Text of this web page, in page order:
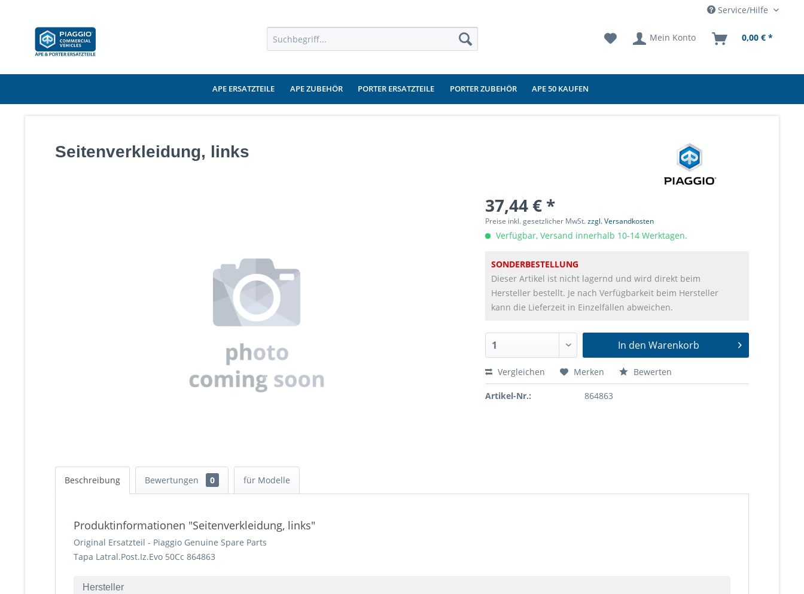
Service/Hilfe
Mein Konto 0,00 € *
APE ERSATZTEILE APE ZUBEHÖR PORTER ERSATZTEILE PORTER ZUBEHÖR APE 50 KAUFEN
Seitenverkleidung, links
37,44 € *
Preise inkl. gesetzlicher MwSt.zzgl. Versandkosten
Verfügbar, Versand innerhalb 10-14 Werktagen.
SONDERBESTELLUNG
Dieser Artikel ist nicht lagernd und wird direkt beim
Hersteller bestellt. Je nach Verfügbarkeit beim Hersteller
kann die Lieferzeit in Einzelfällen abweichen.
In den Warenkorb
Vergleichen Merken Bewerten
Artikel-Nr.: 864863
Beschreibung Bewertungen 0 für Modelle
Produktinformationen "Seitenverkleidung, links"
Original Ersatzteil - Piaggio Genuine Spare Parts
Tapa Latral.Post.Iz.Evo 50Cc 864863
Hersteller